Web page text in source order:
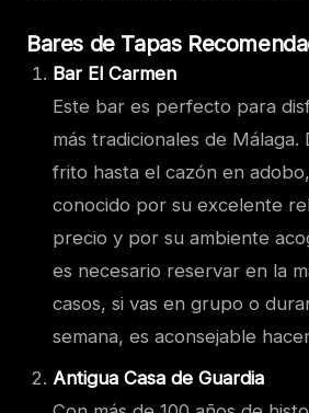
Bares de Tapas
Bar El Carmen
Este bar es perfecto para
más tradicionales de Málaga.
frito hasta el cazón en
conocido por su excelente
precio y por su ambiente
es necesario reservar en la
casos, si vas en grupo o
semana, es aconsejable
Antigua Casa de Guardia